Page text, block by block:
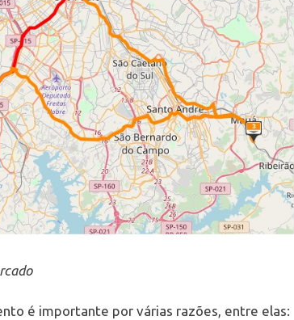
é importante por várias razões, entre elas: